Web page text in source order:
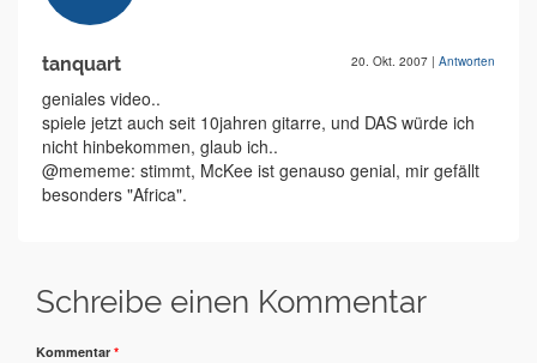
tanquart 20. Okt. 2007 | Antworten
geniales video..
spiele jetzt auch seit 10jahren gitarre, und DAS würde ich
nicht hinbekommen, glaub ich..
@mememe: stimmt, McKee ist genauso genial, mir gefällt
besonders "Africa".
Schreibe einen Kommentar
Kommentar *